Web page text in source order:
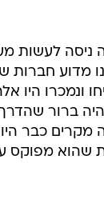
מדוע חברות
ונמכרו היו
ברור
מקרים כבר
שהוא מפוקס